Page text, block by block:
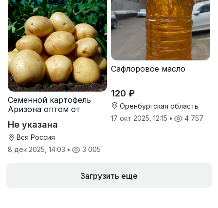
Семенной картофель
Аризона оптом от
Не указана
Вся Россия
8 дек 2025, 14:03 • 3 005
Сафлоровое масло
120 ₽
Оренбургская область
17 окт 2025, 12:15 • 4 757
Загрузить еще